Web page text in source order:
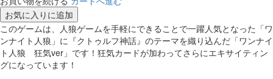
お気に入りに追加
このゲームは、人狼ゲームを手軽にできることで一躍人気となった「ワ
ンナイト人狼」に『クトゥルフ神話』のテーマを織り込んだ「ワンナイ
ト人狼 狂気ver」です！狂気カードが加わってさらにエキサイティン
グになっています！